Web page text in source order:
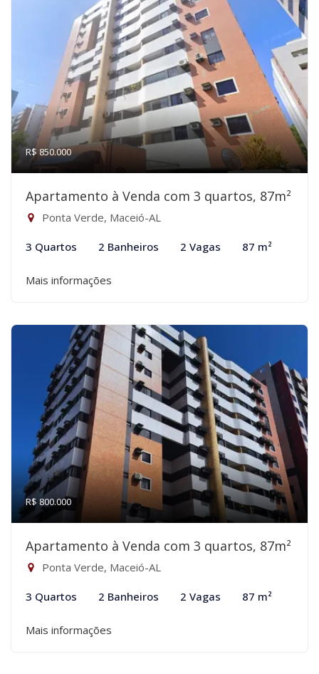
R$ 850.000
Apartamento à Venda com 3 quartos, 87m²
Ponta Verde, Maceió-AL
3 Quartos 2 Banheiros 2 Vagas 87 m²
Mais informações
R$ 800.000
Apartamento à Venda com 3 quartos, 87m²
Ponta Verde, Maceió-AL
3 Quartos 2 Banheiros 2 Vagas 87 m²
Mais informações